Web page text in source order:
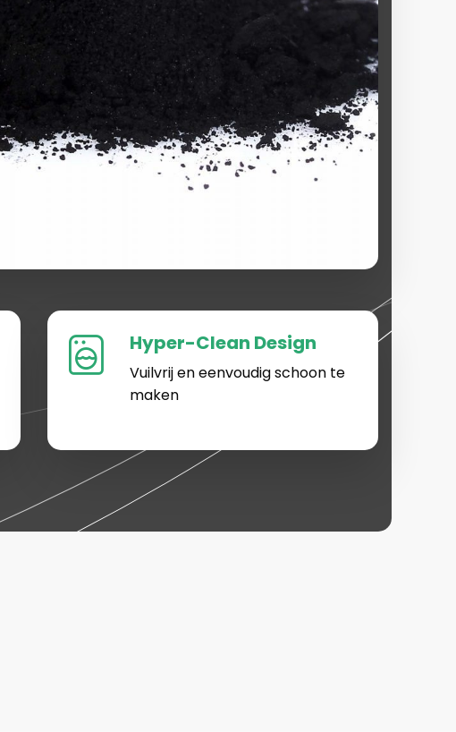
Hyper-Clean Design
Vuilvrij en eenvoudig schoon te
maken